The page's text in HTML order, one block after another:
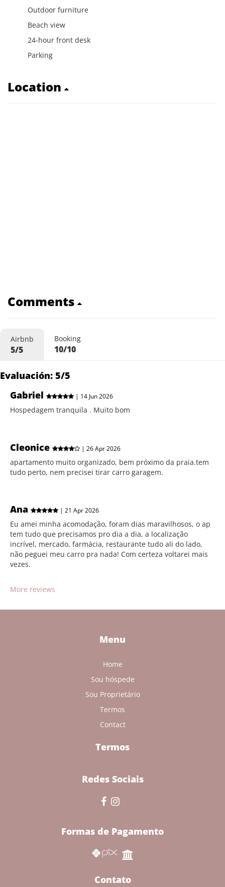
Outdoor furniture
Beach view
24-hour front desk
Parking
Location
Comments
Airbnb
5/5
Booking
10/10
Evaluación: 5/5
Gabriel
| 14 Jun 2026
Hospedagem tranquila . Muito bom
Cleonice | 26 Apr 2026
apartamento muito organizado, bem próximo da praia.tem
tudo perto, nem precisei tirar carro garagem.
Ana | 21 Apr 2026
Eu amei minha acomodação, foram dias maravilhosos, o ap
tem tudo que precisamos pro dia a dia, a localização
incrível, mercado, farmácia, restaurante tudo ali do lado,
não peguei meu carro pra nada! Com certeza voltarei mais
vezes.
More reviews
Menu
Home
Sou hóspede
Sou Proprietário
Termos
Contact
Termos
Redes Sociais
Formas de Pagamento
Contato